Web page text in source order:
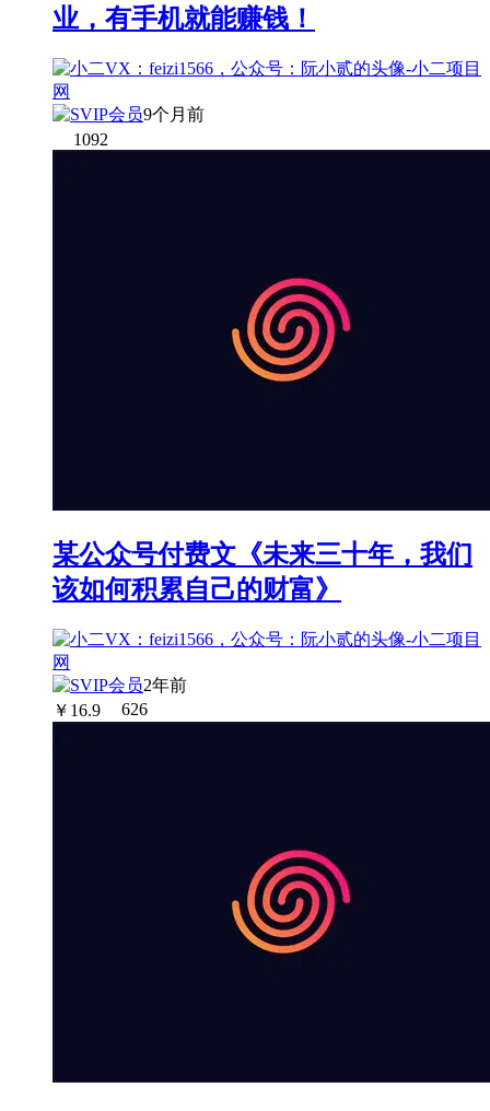
业，有手机就能赚钱！
9个月前
1092
某公众号付费文《未来三十年，我们
该如何积累自己的财富》
2年前
￥ 16.9 626